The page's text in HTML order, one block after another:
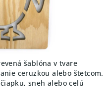
šablóna v tvare
ceruzkou alebo štetcom.
sneh alebo celú